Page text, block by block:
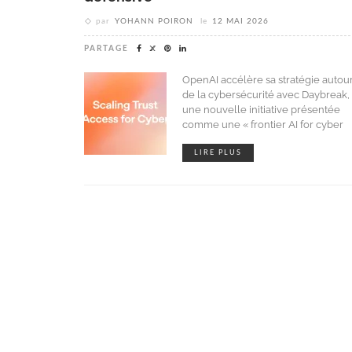
par YOHANN POIRON le 12 MAI 2026
PARTAGE
OpenAI accélère sa stratégie
de la cybersécurité avec Daybreak,
une nouvelle initiative présentée
comme une « frontier AI for cyber
LIRE PLUS